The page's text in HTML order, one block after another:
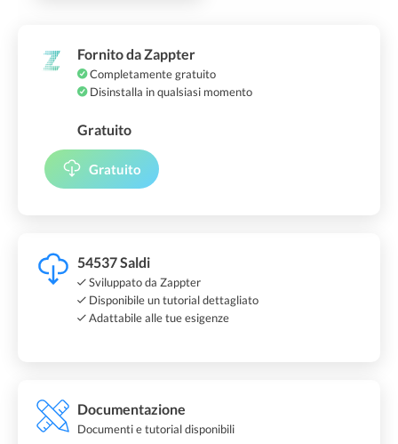
Fornito da Zappter
Completamente gratuito
Disinstalla in qualsiasi momento
Gratuito
Gratuito
54537 Saldi
Sviluppato da Zappter
Disponibile un tutorial dettagliato
Adattabile alle tue esigenze
Documentazione
Documenti e tutorial disponibili